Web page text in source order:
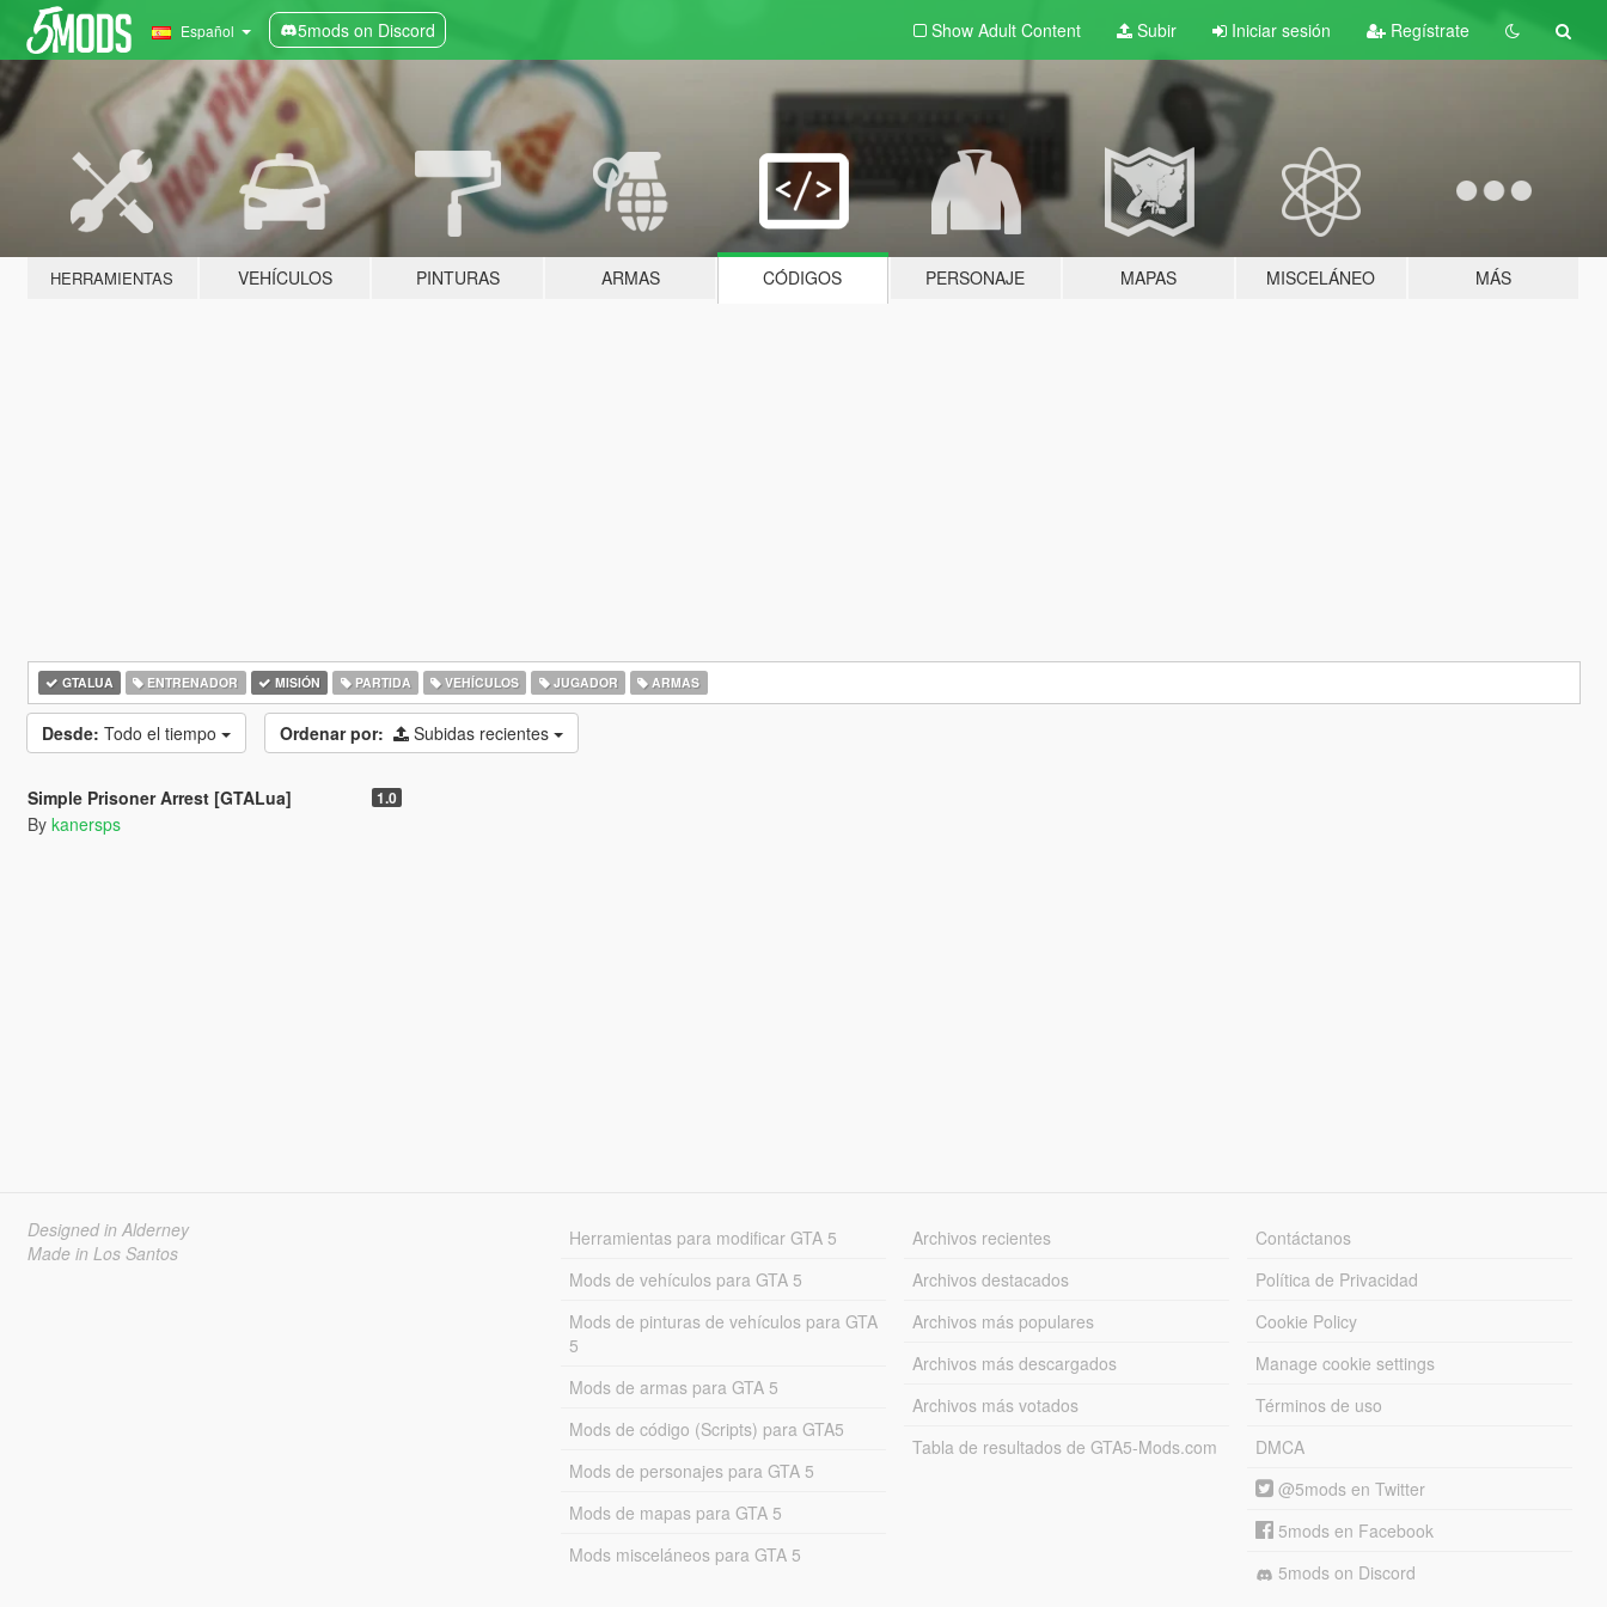
Español 5mods on Discord Show Adult Content Subir Iniciar sesión Regístrate
HERRAMIENTAS VEHÍCULOS PINTURAS ARMAS CÓDIGOS PERSONAJE MAPAS MISCELÁNEO MÁS
GTALUA ENTRENADOR MISIÓN PARTIDA VEHÍCULOS JUGADOR ARMAS
Desde: Todo el tiempo Ordenar por: Subidas recientes
5.0 2.194 33
Simple Prisoner Arrest [GTALua] 1.0
By kanersps
Designed in Alderney
Made in Los Santos
Herramientas para modificar GTA 5
Mods de vehículos para GTA 5
Mods de pinturas de vehículos para GTA
5
Mods de armas para GTA 5
Mods de código (Scripts) para GTA5
Mods de personajes para GTA 5
Mods de mapas para GTA 5
Mods misceláneos para GTA 5
Archivos recientes
Archivos destacados
Archivos más populares
Archivos más descargados
Archivos más votados
Tabla de resultados de GTA5-Mods.com
Contáctanos
Política de Privacidad
Cookie Policy
Manage cookie settings
Términos de uso
DMCA
@5mods en Twitter
5mods en Facebook
5mods on Discord